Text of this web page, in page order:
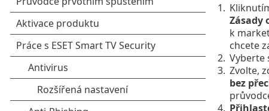
1.
Zásady
k
chcete
2. Vyberte
3. Zvolte,
bez
4.